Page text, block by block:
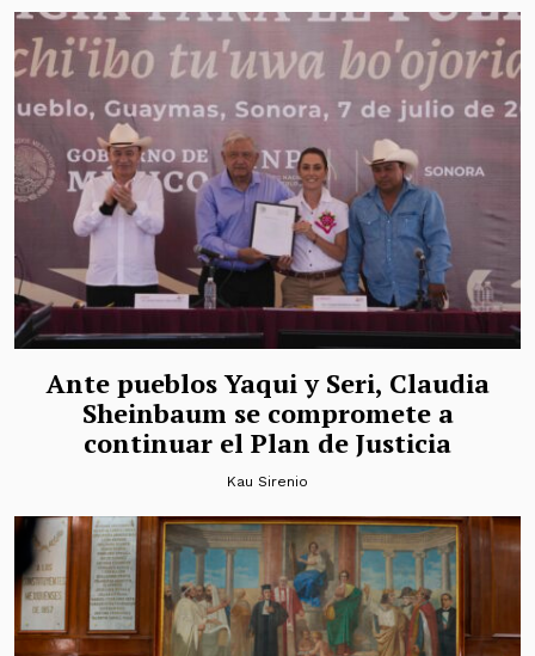
Ante pueblos Yaqui y Seri, Claudia
Sheinbaum se compromete a
continuar el Plan de Justicia
Kau Sirenio